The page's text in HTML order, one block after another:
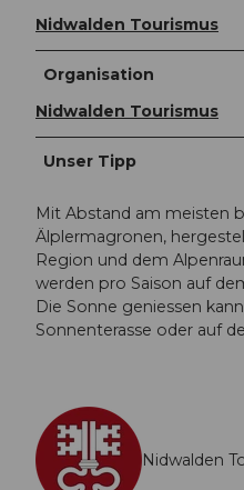
Nidwalden Tourismus
Organisation
Nidwalden Tourismus
Unser Tipp
Mit Abstand am meisten
Älplermagronen,
Region und dem
werden pro Saison auf
Die Sonne geniessen
Sonnenterasse oder auf
Nidwalden